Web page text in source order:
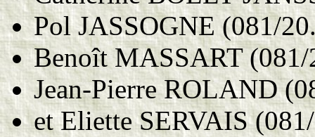
Pol JASSOGNE (081/
Benoît MASSART (081/
Jean-Pierre ROLAND
et Eliette SERVAIS